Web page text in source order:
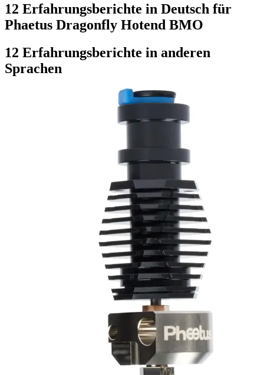
12 Erfahrungsberichte in Deutsch für
Phaetus Dragonfly Hotend BMO
12 Erfahrungsberichte in anderen
Sprachen